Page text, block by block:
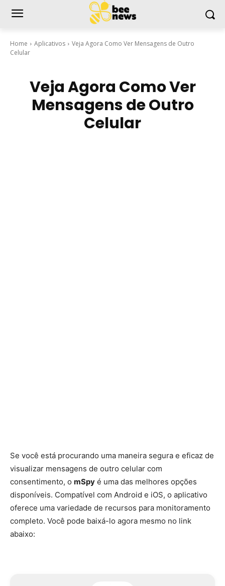
Home Aplicativos
Veja Agora Como Ver Mensagens de Outro
Celular
Veja Agora Como Ver
Mensagens de Outro
Celular
Se você está procurando uma maneira segura e eficaz de
visualizar mensagens de outro celular com
consentimento, o mSpy é uma das melhores opções
disponíveis. Compatível com Android e iOS, o aplicativo
oferece uma variedade de recursos para monitoramento
completo. Você pode baixá-lo agora mesmo no link
abaixo: